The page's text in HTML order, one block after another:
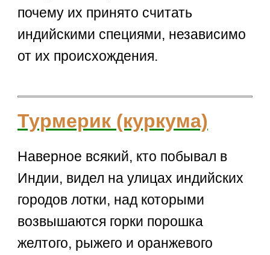
почему их принято считать
индийскими специями, независимо
от их происхождения.
Турмерик (куркума)
Наверное всякий, кто побывал в
Индии, видел на улицах индийских
городов лотки, над которыми
возвышаются горки порошка
желтого, рыжего и оранжевого